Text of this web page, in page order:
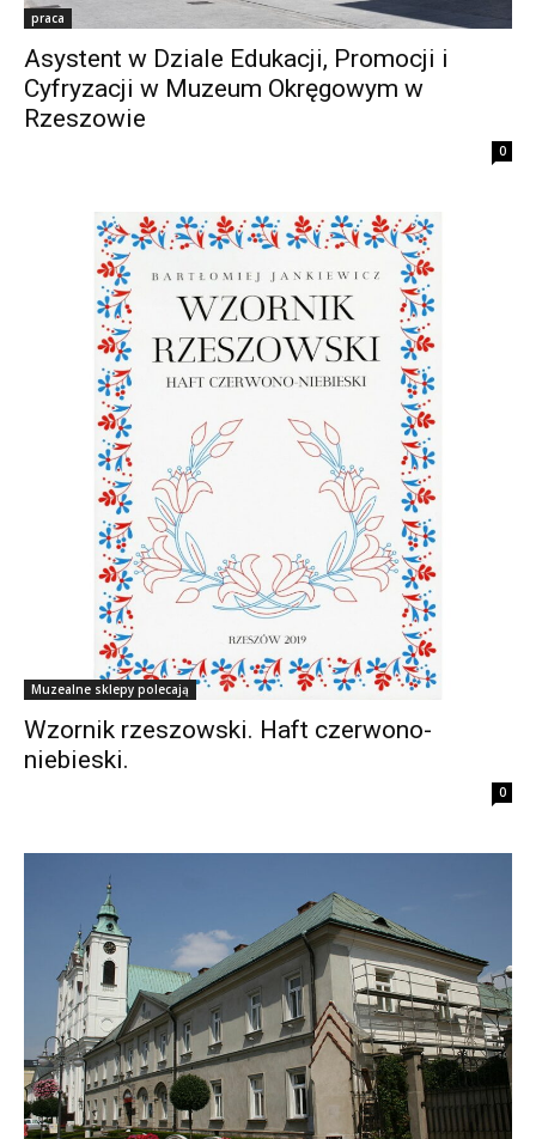
praca
Asystent w Dziale Edukacji, Promocji i
Cyfryzacji w Muzeum Okręgowym w
Rzeszowie
0
Muzealne sklepy polecają
Wzornik rzeszowski. Haft czerwono-
niebieski.
0